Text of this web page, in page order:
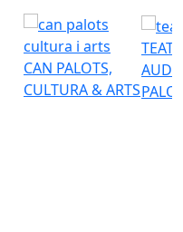
CAN PALOTS,
CULTURA & ARTS